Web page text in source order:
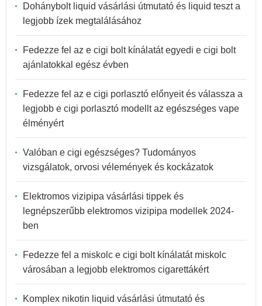
Dohánybolt liquid vásárlási útmutató és liquid teszt a
legjobb ízek megtalálásához
Fedezze fel az e cigi bolt kínálatát egyedi e cigi bolt
ajánlatokkal egész évben
Fedezze fel az e cigi porlasztó előnyeit és válassza a
legjobb e cigi porlasztó modellt az egészséges vape
élményért
Valóban e cigi egészséges? Tudományos
vizsgálatok, orvosi vélemények és kockázatok
Elektromos vizipipa vásárlási tippek és
legnépszerűbb elektromos vizipipa modellek 2024-
ben
Fedezze fel a miskolc e cigi bolt kínálatát miskolc
városában a legjobb elektromos cigarettákért
Komplex nikotin liquid vásárlási útmutató és